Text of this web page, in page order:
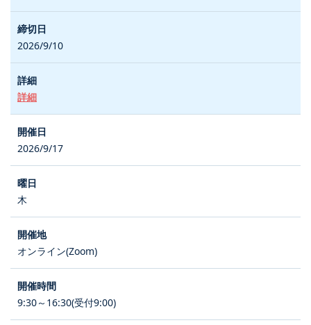
2026/9/10
詳細
2026/9/17
木
オンライン(Zoom)
9:30～16:30(受付9:00)